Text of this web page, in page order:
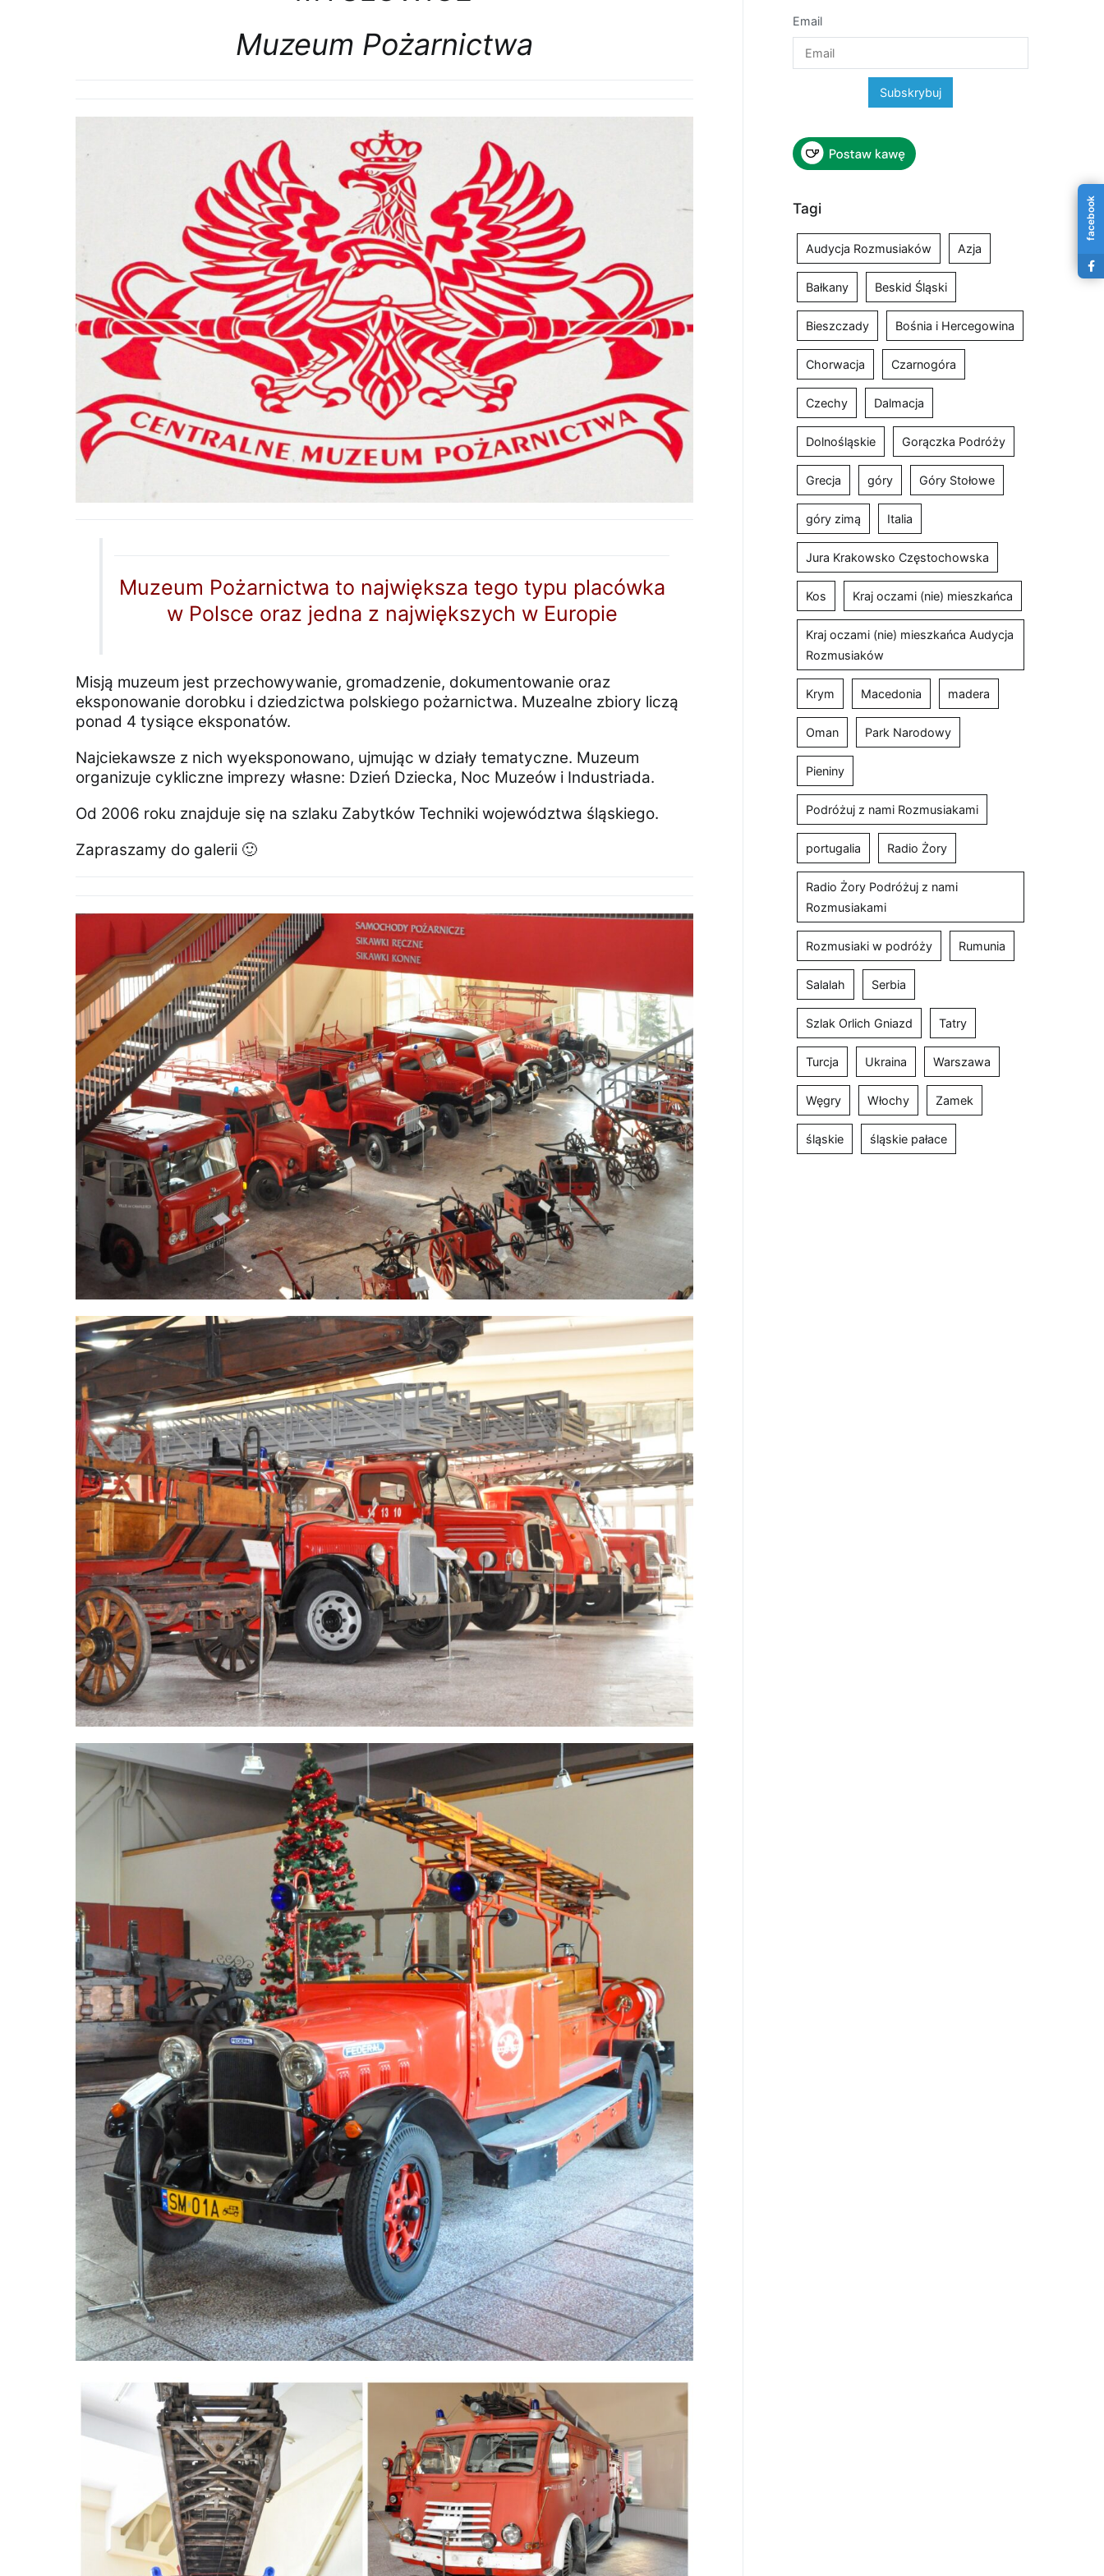
Muzeum Pożarnictwa
Muzeum Pożarnictwa to największa tego typu placówka
w Polsce oraz jedna z największych w Europie
Misją muzeum jest przechowywanie, gromadzenie, dokumentowanie oraz
eksponowanie dorobku i dziedzictwa polskiego pożarnictwa. Muzealne zbiory liczą
ponad 4 tysiące eksponatów.
Najciekawsze z nich wyeksponowano, ujmując w działy tematyczne. Muzeum
organizuje cykliczne imprezy własne: Dzień Dziecka, Noc Muzeów i Industriada.
Od 2006 roku znajduje się na szlaku Zabytków Techniki województwa śląskiego.
Zapraszamy do galerii 🙂
Email
Tagi
Audycja Rozmusiaków Azja
Bałkany Beskid Śląski
Bieszczady Bośnia i Hercegowina
Chorwacja Czarnogóra
Czechy Dalmacja
Dolnośląskie Gorączka Podróży
Grecja góry Góry Stołowe
góry zimą Italia
Jura Krakowsko Częstochowska
Kos Kraj oczami (nie) mieszkańca
Kraj oczami (nie) mieszkańca Audycja
Rozmusiaków
Krym Macedonia madera
Oman Park Narodowy
Pieniny
Podróżuj z nami Rozmusiakami
portugalia Radio Żory
Radio Żory Podróżuj z nami
Rozmusiakami
Rozmusiaki w podróży Rumunia
Salalah Serbia
Szlak Orlich Gniazd Tatry
Turcja Ukraina Warszawa
Węgry Włochy Zamek
śląskie śląskie pałace
facebook